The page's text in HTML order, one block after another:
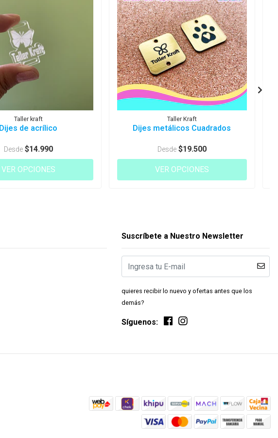
Taller kraft
Dijes de acrílico
Desde $14.990
VER OPCIONES
Taller Kraft
Dijes metálicos Cuadrados
Desde $19.500
VER OPCIONES
Suscríbete a Nuestro Newsletter
quieres recibir lo nuevo y ofertas antes que los
demás?
Síguenos: